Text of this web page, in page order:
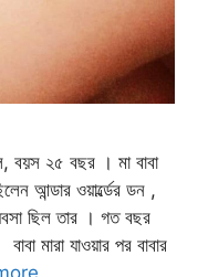
২৫ বছর । মা বাবা
আন্ডার ওয়ার্ল্ডের ডন ,
ছিল তার । গত বছর
মারা যাওয়ার পর বাবার